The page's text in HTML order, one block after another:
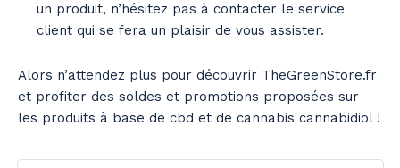
un produit, n’hésitez pas à contacter le service
client qui se fera un plaisir de vous assister.
Alors n’attendez plus pour découvrir TheGreenStore.fr
et profiter des soldes et promotions proposées sur
les produits à base de cbd et de cannabis cannabidiol !